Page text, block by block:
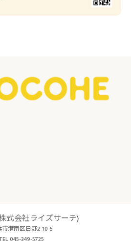
式会社ライズサーチ)
市港南区日野2-10-5
TEL 045-349-5725